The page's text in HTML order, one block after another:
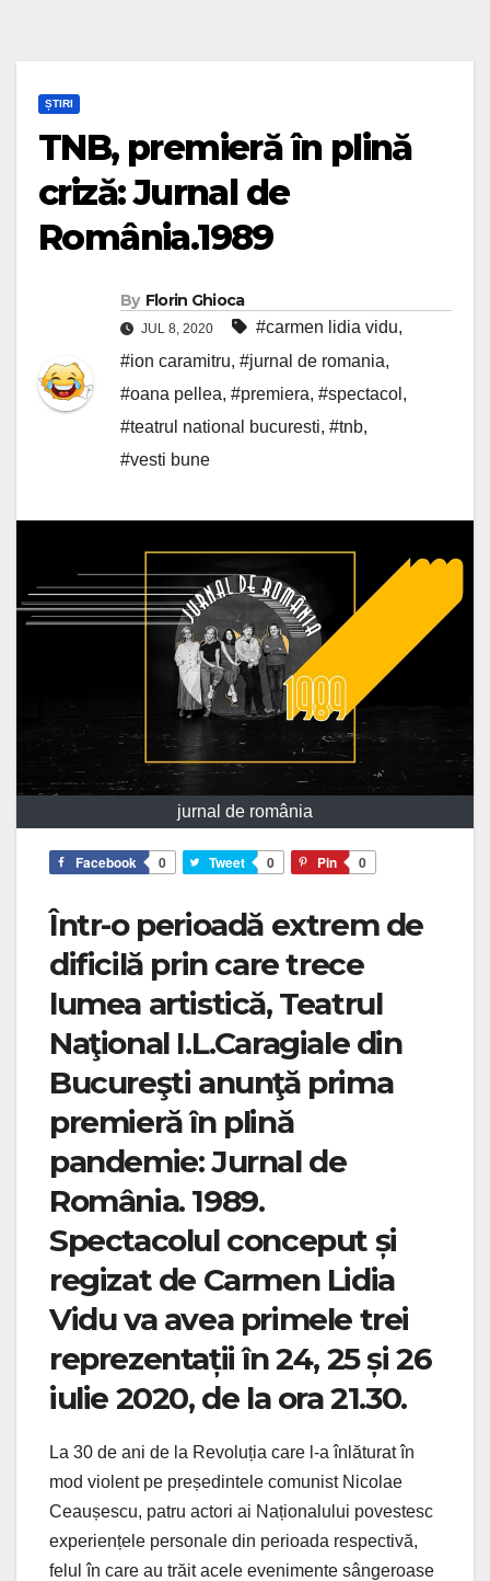
ȘTIRI
TNB, premieră în plină
criză: Jurnal de
România.1989
By Florin Ghioca
JUL 8, 2020 #carmen lidia vidu,
#ion caramitru, #jurnal de romania,
#oana pellea, #premiera, #spectacol ,
#teatrul national bucuresti, #tnb,
#vesti bune
jurnal de românia
Facebook 0 Tweet 0 Pin 0
Într-o perioadă extrem de
dificilă prin care trece
lumea artistică, Teatrul
Naţional I.L.Caragiale din
Bucureşti anunţă prima
premieră în plină
pandemie: Jurnal de
România. 1989.
Spectacolul conceput și
regizat de Carmen Lidia
Vidu va avea primele trei
reprezentații în 24, 25 și 26
iulie 2020, de la ora 21.30.
La 30 de ani de la Revoluția care l-a înlăturat în
mod violent pe președintele comunist Nicolae
Ceaușescu, patru actori ai Naționalului povestesc
experiențele personale din perioada respectivă,
felul în care au trăit acele evenimente sângeroase